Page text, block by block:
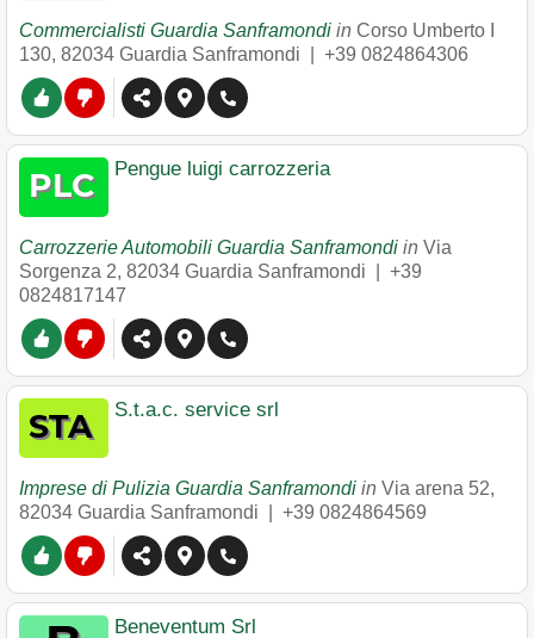
Commercialisti Guardia Sanframondi in Corso Umberto I
130, 82034 Guardia Sanframondi +39 0824864306
Pengue luigi carrozzeria
Carrozzerie Automobili Guardia Sanframondi in Via
Sorgenza 2, 82034 Guardia Sanframondi
+39
0824817147
S.t.a.c. service srl
Imprese di Pulizia Guardia Sanframondi in Via arena 52,
82034 Guardia Sanframondi +39 0824864569
Beneventum Srl